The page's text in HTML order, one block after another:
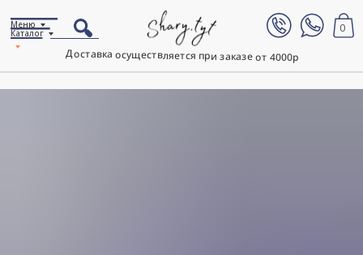
Доставка осуществляется при заказе от 4000р
0
Каталог
Меню